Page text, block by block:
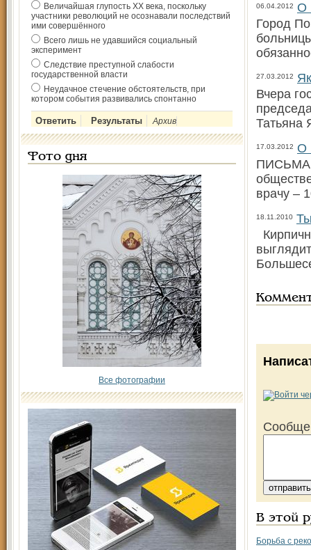
Величайшая глупость ХХ века, поскольку
участники революций не осознавали последствий
ими совершённого
Всего лишь не удавшийся социальный
эксперимент
Следствие преступной слабости
государственной власти
Неудачное стечение обстоятельств, при
котором события развивались спонтанно
Архив
Фото дня
Все фотографии
06.04.2012
О
Город
27.03.2012
Вчера
Татьяна
17.03.2012
О
ПИСЬМА
врачу –
18.11.2010
В этой
Борьба с